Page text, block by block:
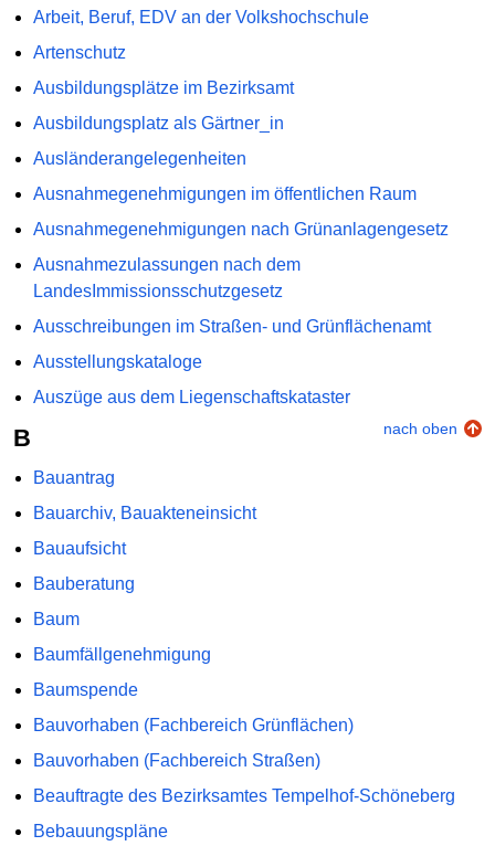
Arbeit, Beruf, EDV an der Volkshochschule
Artenschutz
Ausbildungsplätze im Bezirksamt
Ausbildungsplatz als Gärtner_in
Ausländerangelegenheiten
Ausnahmegenehmigungen im öffentlichen Raum
Ausnahmegenehmigungen nach Grünanlagengesetz
Ausnahmezulassungen nach dem
LandesImmissionsschutzgesetz
Ausschreibungen im Straßen- und Grünflächenamt
Ausstellungskataloge
Auszüge aus dem Liegenschaftskataster
B nach oben
Bauantrag
Bauarchiv, Bauakteneinsicht
Bauaufsicht
Bauberatung
Baum
Baumfällgenehmigung
Baumspende
Bauvorhaben (Fachbereich Grünflächen)
Bauvorhaben (Fachbereich Straßen)
Beauftragte des Bezirksamtes Tempelhof-Schöneberg
Bebauungspläne